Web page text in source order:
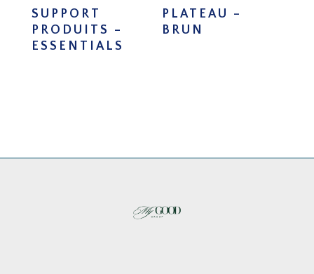
SUPPORT
PRODUITS –
ESSENTIALS
PLATEAU –
BRUN